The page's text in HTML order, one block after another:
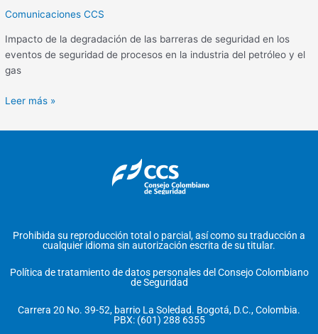
Comunicaciones CCS
Impacto de la degradación de las barreras de seguridad en los
eventos de seguridad de procesos en la industria del petróleo y el
gas
Leer más »
Prohibida su reproducción total o parcial, así como su traducción a
cualquier idioma sin autorización escrita de su titular.
Política de tratamiento de datos personales del Consejo Colombiano
de Seguridad
Carrera 20 No. 39-52, barrio La Soledad. Bogotá, D.C., Colombia.
PBX: (601) 288 6355